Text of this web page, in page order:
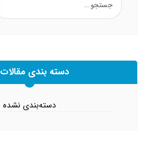
دسته بندی مقالات
دسته‌بندی نشده